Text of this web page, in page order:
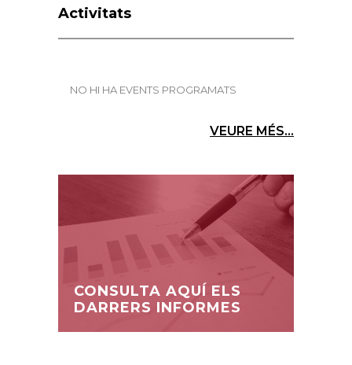
Activitats
NO HI HA EVENTS PROGRAMATS
VEURE MÉS...
CONSULTA AQUÍ ELS
DARRERS INFORMES